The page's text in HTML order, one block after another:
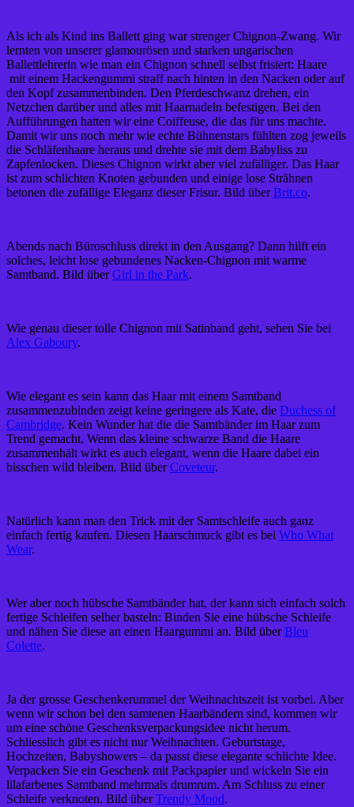
Als ich als Kind ins Ballett ging war strenger Chignon-Zwang. Wir
lernten von unserer glamourösen und starken ungarischen
Ballettlehrerin wie man ein Chignon schnell selbst frisiert: Haare
mit einem Hackengummi straff nach hinten in den Nacken oder auf
den Kopf zusammenbinden. Den Pferdeschwanz drehen, ein
Netzchen darüber und alles mit Haarnadeln befestigen. Bei den
Aufführungen hatten wir eine Coiffeuse, die das für uns machte.
Damit wir uns noch mehr wie echte Bühnenstars fühlten zog jeweils
die Schläfenhaare heraus und drehte sie mit dem Babyliss zu
Zapfenlocken. Dieses Chignon wirkt aber viel zufälliger. Das Haar
ist zum schlichten Knoten gebunden und einige lose Strähnen
betonen die zufällige Eleganz dieser Frisur. Bild über Brit.co.
Abends nach Büroschluss direkt in den Ausgang? Dann hilft ein
solches, leicht lose gebundenes Nacken-Chignon mit warme
Samtband. Bild überGirl in the Park.
Wie genau dieser tolle Chignon mit Satinband geht, sehen Sie bei
Alex Gaboury.
Wie elegant es sein kann das Haar mit einem Samtband
zusammenzubinden zeigt keine geringere als Kate, die Duchess of
Cambridge. Kein Wunder hat die die Samtbänder im Haar zum
Trend gemacht. Wenn das kleine schwarze Band die Haare
zusammenhält wirkt es auch elegant, wenn die Haare dabei ein
bisschen wild bleiben. Bild überCoveteur.
Natürlich kann man den Trick mit der Samtschleife auch ganz
einfach fertig kaufen. Diesen Haarschmuck gibt es bei Who What
Wear.
Wer aber noch hübsche Samtbänder hat, der kann sich einfach solch
fertige Schleifen selber basteln: Binden Sie eine hübsche Schleife
und nähen Sie diese an einen Haargummi an. Bild über Bleu
Colette.
Ja der grosse Geschenkerummel der Weihnachtszeit ist vorbei. Aber
wenn wir schon bei den samtenen Haarbändern sind, kommen wir
um eine schöne Geschenksverpackungsidee nicht herum.
Schliesslich gibt es nicht nur Weihnachten. Geburtstage,
Hochzeiten, Babyshowers – da passt diese elegante schlichte Idee.
Verpacken Sie ein Geschenk mit Packpapier und wickeln Sie ein
lilafarbenes Samtband mehrmals drumrum. Am Schluss zu einer
Schleife verknoten. Bild überTrendy Mood.